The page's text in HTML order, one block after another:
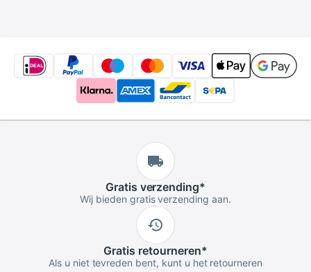
Gratis verzending*
Wij bieden gratis verzending aan.
Gratis retourneren*
Als u niet tevreden bent, kunt u het retourneren